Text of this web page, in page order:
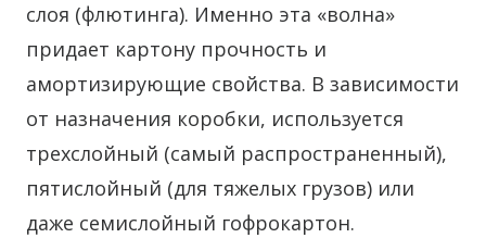
слоя (флютинга). Именно эта «волна»
придает картону прочность и
амортизирующие свойства. В зависимости
от назначения коробки, используется
трехслойный (самый распространенный),
пятислойный (для тяжелых грузов) или
даже семислойный гофрокартон.